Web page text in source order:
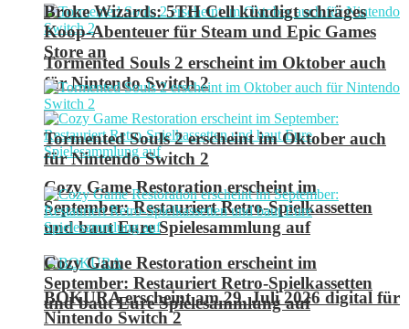
Tormented Souls 2 erscheint im Oktober auch
für Nintendo Switch 2
Cozy Game Restoration erscheint im
September: Restauriert Retro-Spielkassetten
und baut Eure Spielesammlung auf
BOKURA erscheint am 29. Juli 2026 digital für
Nintendo Switch 2
Broke Wizards: 5TH Cell kündigt schräges
Koop-Abenteuer für Steam und Epic Games
Store an
Tormented Souls 2 erscheint im Oktober auch
für Nintendo Switch 2
Cozy Game Restoration erscheint im
September: Restauriert Retro-Spielkassetten
und baut Eure Spielesammlung auf